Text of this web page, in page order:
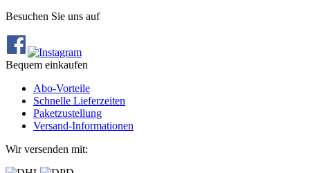
Besuchen Sie uns auf
Bequem einkaufen
Abo‐Vorteile
Schnelle Lieferzeiten
Paketzustellung
Versand‐Informationen
Wir versenden mit: